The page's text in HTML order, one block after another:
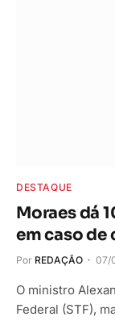
DESTAQUE
Moraes dá
em caso de
Por REDAÇÃO 07/
O ministro
Federal (STF),